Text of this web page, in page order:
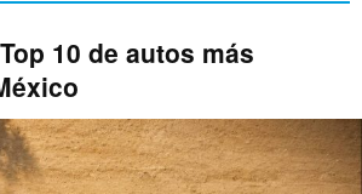
10 de autos más